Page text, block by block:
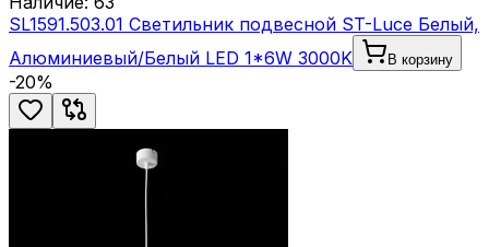
SL1591.503.01 Светильник подвесной ST-Luce Белый,
Алюминиевый/Белый LED 1*6W 3000K
В корзину
-20%